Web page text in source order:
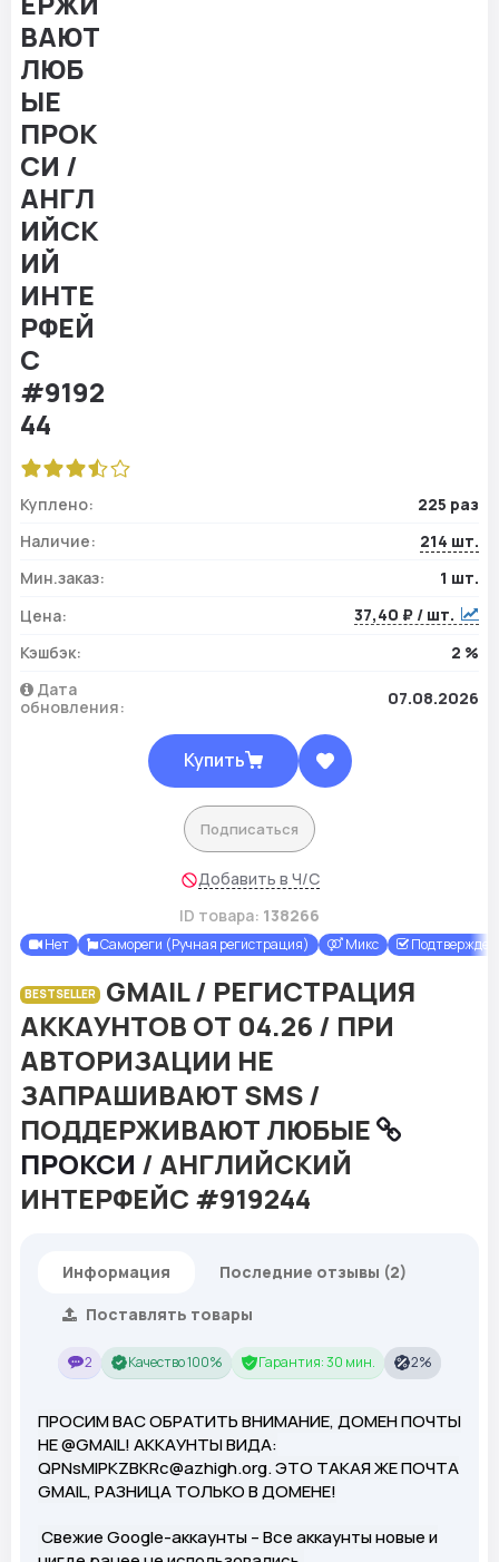
Куплено:
225 раз
Наличие:
214 шт.
Мин.заказ:
1 шт.
Цена:
37,40 ₽ / шт.
Кэшбэк:
2 %
Дата
обновления:
07.08.2026
Купить
Подписаться
Добавить в Ч/С
ID товара: 138266
Нет Самореги (Ручная регистрация) Микс
BESTSELLER
GMAIL / РЕГИСТРАЦИЯ
АККАУНТОВ ОТ 04.26 / ПРИ
АВТОРИЗАЦИИ НЕ
ЗАПРАШИВАЮТ SMS /
ПОДДЕРЖИВАЮТ ЛЮБЫЕ
ПРОКСИ / АНГЛИЙСКИЙ
ИНТЕРФЕЙС #919244
Информация
Последние отзывы (2)
Поставлять товары
2 Качество 100% Гарантия: 30 мин. 2%
ПРОСИМ ВАС ОБРАТИТЬ ВНИМАНИЕ, ДОМЕН ПОЧТЫ
НЕ @GMAIL! АККАУНТЫ ВИДА:
QPNsMlPKZBKRc@azhigh.org. ЭТО ТАКАЯ ЖЕ ПОЧТА
GMAIL, РАЗНИЦА ТОЛЬКО В ДОМЕНЕ!
Свежие Google-аккаунты – Все аккаунты новые и